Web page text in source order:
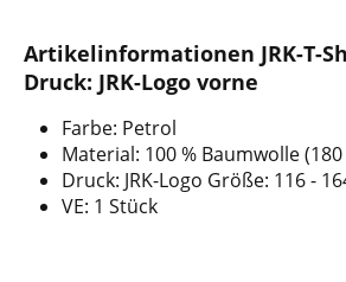
Artikelinformationen JRK-T-
Druck: JRK-Logo vorne
Farbe: Petrol
Material: 100 % Baumwolle (180
Druck: JRK-Logo Größe: 116 -
VE: 1 Stück